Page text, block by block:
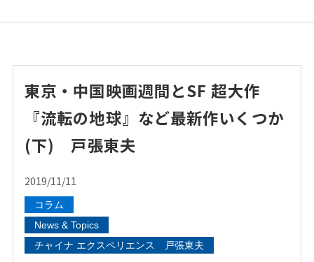
東京・中国映画週間とSF 超大作
『流転の地球』など最新作いくつか
(下) 戸張東夫
2019/11/11
コラム
News & Topics
チャイナ エクスペリエンス 戸張東夫